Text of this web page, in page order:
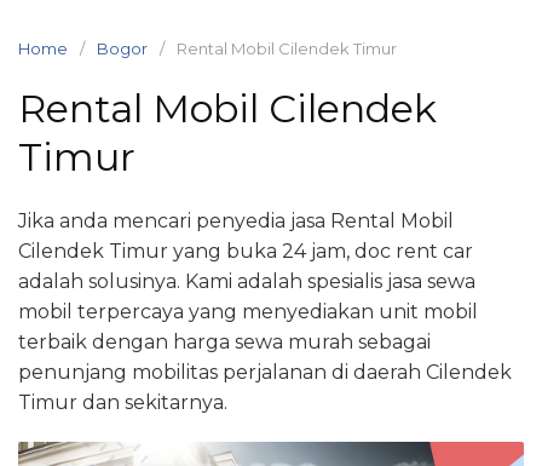
Home Bogor Rental Mobil Cilendek Timur
Rental Mobil Cilendek
Timur
Jika anda mencari penyedia jasa Rental Mobil
Cilendek Timur yang buka 24 jam, doc rent car
adalah solusinya. Kami adalah spesialis jasa sewa
mobil terpercaya yang menyediakan unit mobil
terbaik dengan harga sewa murah sebagai
penunjang mobilitas perjalanan di daerah Cilendek
Timur dan sekitarnya.